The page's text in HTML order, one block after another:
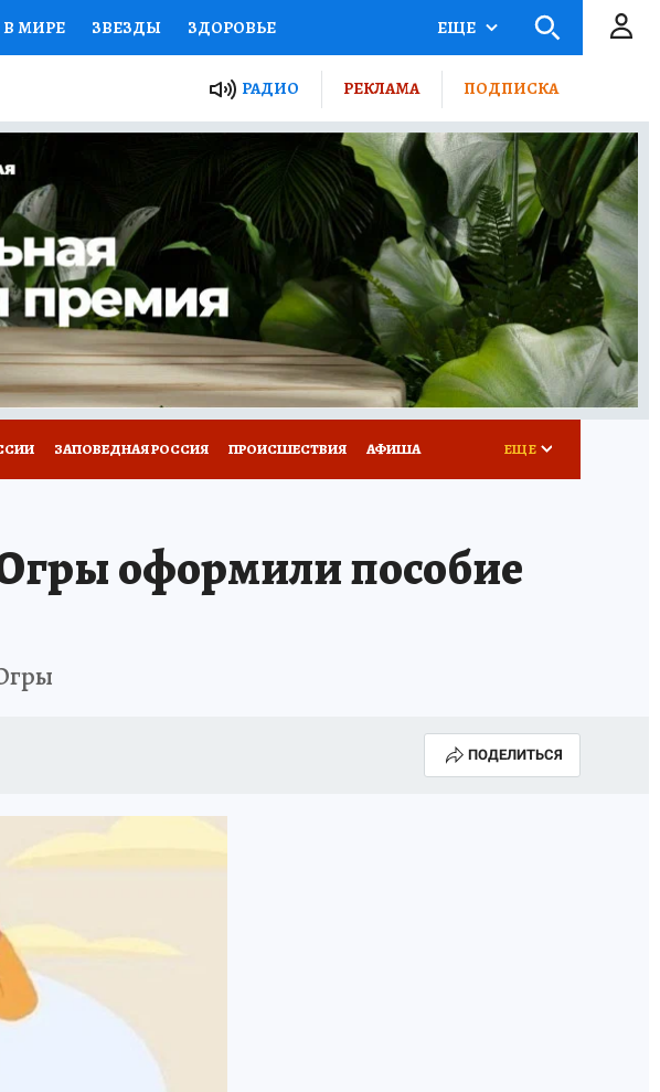
В МИРЕ ЗВЕЗДЫ ЗДОРОВЬЕ
ПРОЕКТЫ РОССИИ
ЖЕНСКИЕ СЕКРЕТЫ ПУТЕВОДИТЕЛЬ
ДЕФИЦИТ ЖЕЛЕЗА ТУРИЗМ
РАБОТА У НАС ГИД ПОТРЕБИТЕЛЯ ВСЕ О КП
ЕЩЕ
РАДИО РЕКЛАМА ПОДПИСКА
ЗАПОВЕДНАЯ РОССИЯ ПРОИСШЕСТВИЯ АФИША ЕЩЕ
оформили пособие
ПОДЕЛИТЬСЯ